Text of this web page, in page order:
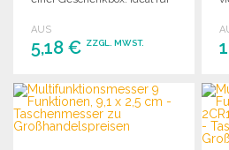
AUS
5,18 € ZZGL. MWST.
BESTELLEN
Angebot anfordern